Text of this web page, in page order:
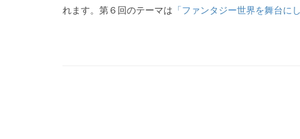
れます。第６回のテーマは 「ファンタジー世界を舞台に